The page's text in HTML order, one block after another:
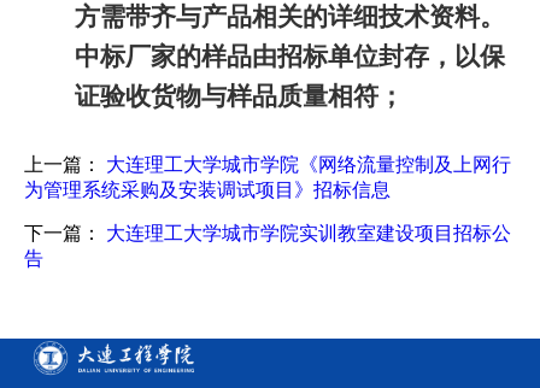
方需带齐与产品相关的详细技术资料。
中标厂家的样品由招标单位封存，以保
证验收货物与样品质量相符；
上一篇：
大连理工大学城市学院《网络流量控制及上网行
为管理系统采购及安装调试项目》招标信息
下一篇：
大连理工大学城市学院实训教室建设项目招标公
告